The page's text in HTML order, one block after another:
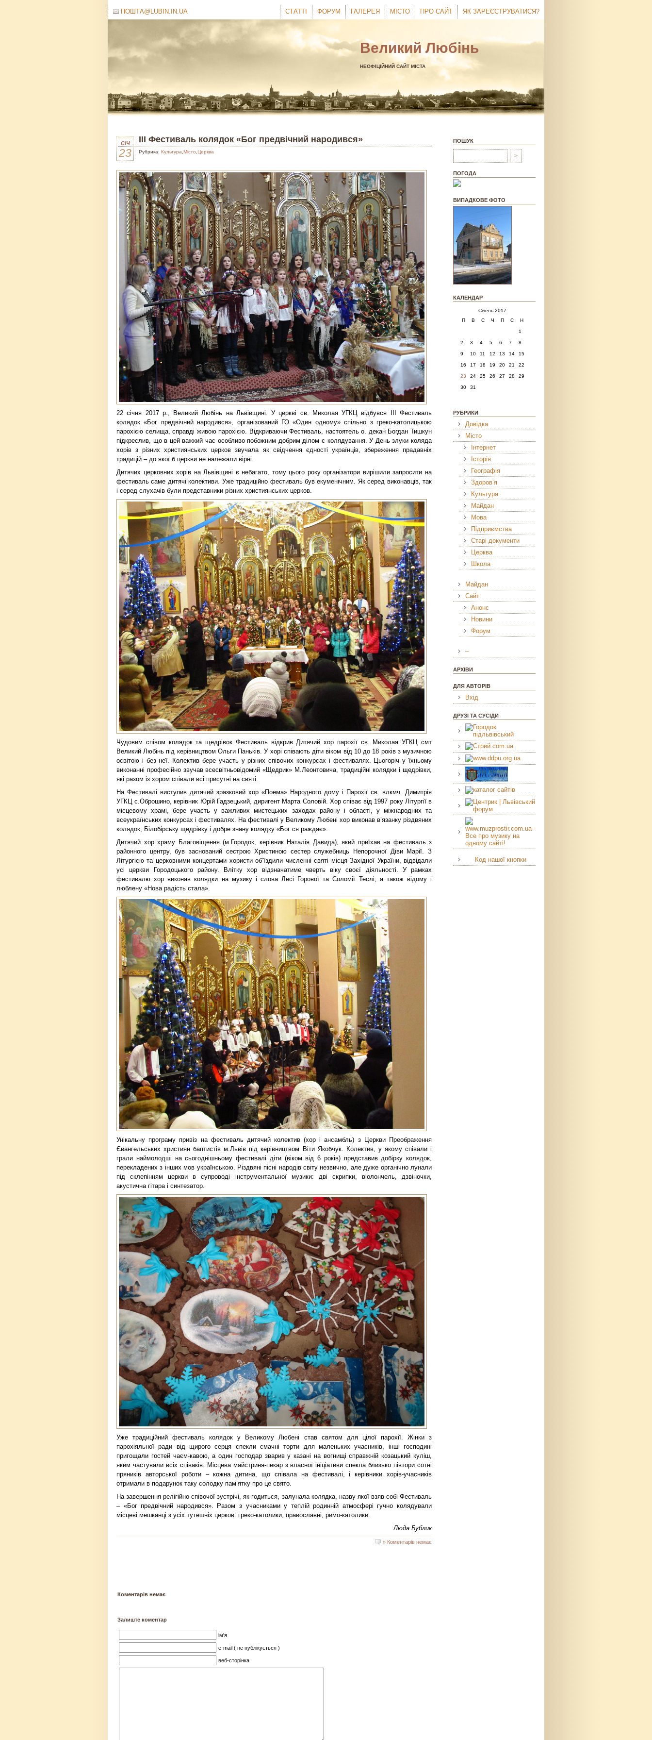
ЯК ЗАРЕЄСТРУВАТИСЯ?
ПРО САЙТ
МІСТО
ГАЛЕРЕЯ
ФОРУМ
СТАТТІ
ПОШТА@LUBIN.IN.UA
Великий Любінь
НЕОФІЦІЙНИЙ САЙТ МІСТА
СІЧ
23
ІІІ Фестиваль колядок «Бог предвічний народився»
Рубрика: Культура Місто Церква
22 січня 2017 р., Великий Любінь на Львівщині. У церкві св. Миколая УГКЦ відбувся ІІІ Фестиваль
колядок «Бог предвічний народився», організований ГО «Один одному» спільно з греко-католицькою
парохією селища, справді живою парохією. Відкриваючи Фестиваль, настоятель о. декан Богдан Тишкун
підкреслив, що в цей важкий час особливо побожним добрим ділом є колядування. У День злуки коляда
хорів з різних християнських церков звучала як свідчення єдності українців, збереження прадавніх
традицій – до якої б церкви не належали вірні.
Дитячих церковних хорів на Львівщині є небагато, тому цього року організатори вирішили запросити на
фестиваль саме дитячі колективи. Уже традиційно фестиваль був екуменічним. Як серед виконавців, так
і серед слухачів були представники різних християнських церков.
Чудовим співом колядок та щедрівок Фестиваль відкрив Дитячий хор парохії св. Миколая УГКЦ смт
Великий Любінь під керівництвом Ольги Паньків. У хорі співають діти віком від 10 до 18 років з музичною
освітою і без неї. Колектив бере участь у різних співочих конкурсах і фестивалях. Цьогоріч у їхньому
виконанні професійно звучав всесвітньовідомий «Щедрик» М.Леонтовича, традиційні колядки і щедрівки,
які разом із хором співали всі присутні на святі.
На Фестивалі виступив дитячий зразковий хор «Поема» Народного дому і Парохії св. влкмч. Димитрія
УГКЦ с.Оброшино, керівник Юрій Гадзецький, диригент Марта Соловій. Хор співає від 1997 року Літургії в
місцевому храмі, бере участь у важливих мистецьких заходах району і області, у міжнародних та
всеукраїнських конкурсах і фестивалях. На фестивалі у Великому Любені хор виконав в’язанку різдвяних
колядок, Білобірську щедрівку і добре знану колядку «Бог ся раждає».
Дитячий хор храму Благовіщення (м.Городок, керівник Наталія Давида), який приїхав на фестиваль з
районного центру, був заснований сестрою Христиною сестер служебниць Непорочної Діви Марії. З
Літургією та церковними концертами хористи об’їздили численні святі місця Західної України, відвідали
усі церкви Городоцького району. Влітку хор відзначатиме чверть віку своєї діяльності. У рамках
фестивалю хор виконав колядки на музику і слова Лесі Горової та Соломії Теслі, а також відому і
люблену «Нова радість стала».
Унікальну програму привіз на фестиваль дитячий колектив (хор і ансамбль) з Церкви Преображення
Євангельських християн баптистів м.Львів під керівництвом Віти Якобчук. Колектив, у якому співали і
грали наймолодші на сьогоднішньому фестивалі діти (віком від 6 років) представив добірку колядок,
перекладених з інших мов українською. Різдвяні пісні народів світу незвично, але дуже органічно лунали
під склепінням церкви в супроводі інструментальної музики: дві скрипки, віолончель, дзвіночки,
акустична гітара і синтезатор.
Уже традиційний фестиваль колядок у Великому Любені став святом для цілої парохії. Жінки з
парохіяльної ради від щирого серця спекли смачні торти для маленьких учасників, інші господині
пригощали гостей чаєм-кавою, а один господар зварив у казані на вогнищі справжній козацький куліш,
яким частували всіх співаків. Місцева майстриня-пекар з власної ініціативи спекла близько півтори сотні
пряників авторської роботи – кожна дитина, що співала на фестивалі, і керівники хорів-учасників
отримали в подарунок таку солодку пам’ятку про це свято.
На завершення релігійно-співочої зустрічі, як годиться, залунала колядка, назву якої взяв собі Фестиваль
– «Бог предвічний народився». Разом з учасниками у теплій родинній атмосфері гучно колядували
місцеві мешканці з усіх тутешніх церков: греко-католики, православні, римо-католики.
Люда Бублик
» Коментарів немає
Коментарів немає
Залиште коментар
ім'я
e-mail ( не публікується )
веб-сторінка
ПОШУК
ПОГОДА
ВИПАДКОВЕ ФОТО
КАЛЕНДАР
Січень 2017
П
В С Ч П С Н
1
2 3 4 5 6 7 8
9 10 11 12 13 14 15
16 17 18 19 20 21 22
23 24 25 26 27 28 29
30 31
РУБРИКИ
Довідка
Місто
Інтернет
Історія
Географія
Здоров’я
Культура
Майдан
Мова
Підприємства
Старі документи
Церква
Школа
Майдан
Сайт
Анонс
Новини
Форум
–
АРХІВИ
ДЛЯ АВТОРІВ
Вхід
ДРУЗІ ТА СУСІДИ
Код нашої кнопки